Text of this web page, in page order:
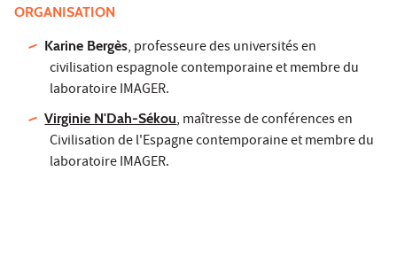
ORGANISATION
Karine Bergès, professeure des universités en
civilisation espagnole contemporaine et membre du
laboratoire IMAGER.
Virginie N'Dah-Sékou, maîtresse de conférences en
Civilisation de l'Espagne contemporaine et membre du
laboratoire IMAGER.